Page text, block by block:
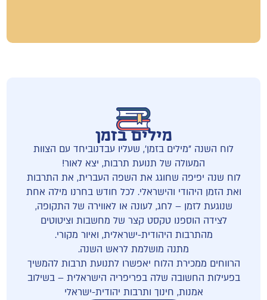
מילים בזמן
לוח השנה "מילים בזמן', שעליו עבדנוביחד עם הצוות
המעולה של תנועת תרבות, יצא לאור!
לוח שנה יפיפה שחוגג את השפה העברית, את התרבות
ואת הזמן היהודי והישראלי. לכל חודש בחרנו מילה אחת
שנוגעת לזמן – לחג, לעונה או לאווירה של התקופה,
לצידה הוספנו טקסט קצר של מחשבות וציטוטים
מהתרבות היהודית-ישראלית, ואיור מקורי.
מתנה מושלמת לראש השנה.
הרווחים ממכירת הלוח יאפשרו לתנועת תרבות להמשיך
בפעילות החשובה שלה בפריפריה הישראלית – בשילוב
אמנות, חינוך ותרבות יהודית-ישראלי